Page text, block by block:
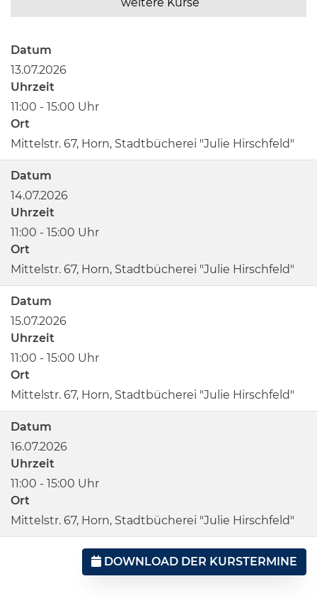
Datum
13.07.2026
Uhrzeit
11:00 - 15:00 Uhr
Ort
Mittelstr. 67, Horn, Stadtbücherei "Julie Hirschfeld"
Datum
14.07.2026
Uhrzeit
11:00 - 15:00 Uhr
Ort
Mittelstr. 67, Horn, Stadtbücherei "Julie Hirschfeld"
Datum
15.07.2026
Uhrzeit
11:00 - 15:00 Uhr
Ort
Mittelstr. 67, Horn, Stadtbücherei "Julie Hirschfeld"
Datum
16.07.2026
Uhrzeit
11:00 - 15:00 Uhr
Ort
Mittelstr. 67, Horn, Stadtbücherei "Julie Hirschfeld"
DOWNLOAD DER KURSTERMINE